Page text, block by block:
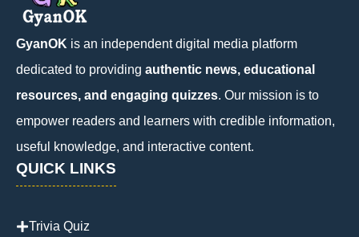
GyanOK is an independent digital media platform
dedicated to providing authentic news, educational
resources, and engaging quizzes. Our mission is to
empower readers and learners with credible information,
useful knowledge, and interactive content.
QUICK LINKS
Trivia Quiz